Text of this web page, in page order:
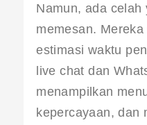
Namun, ada
memesan.
estimasi waktu
live chat dan
menampilkan
kepercayaan, dan